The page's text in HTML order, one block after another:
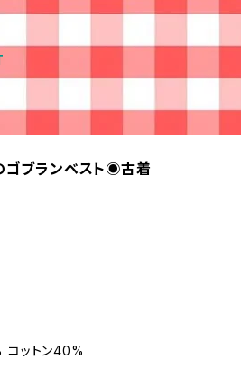
ゴブランベスト◉古着
ットン40%